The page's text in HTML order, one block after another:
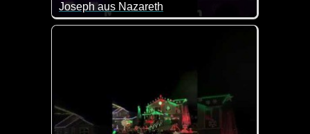
Joseph aus Nazareth
Das Lied "Ich bin so schön, ich bin so toll, ich bin